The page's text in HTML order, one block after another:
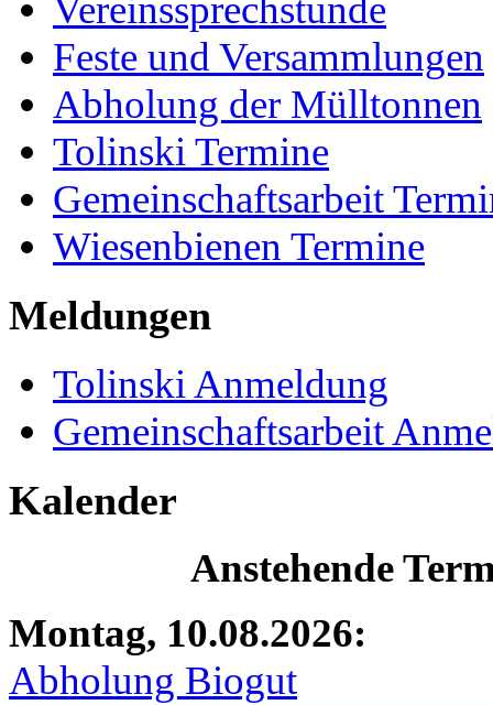
Vereinssprechstunde
Feste und Versammlungen
Abholung der Mülltonnen
Tolinski Termine
Gemeinschaftsarbeit
Wiesenbienen Termine
Meldungen
Tolinski Anmeldung
Gemeinschaftsarbeit
Kalender
Anstehende
Montag, 10.08.2026:
Abholung Biogut